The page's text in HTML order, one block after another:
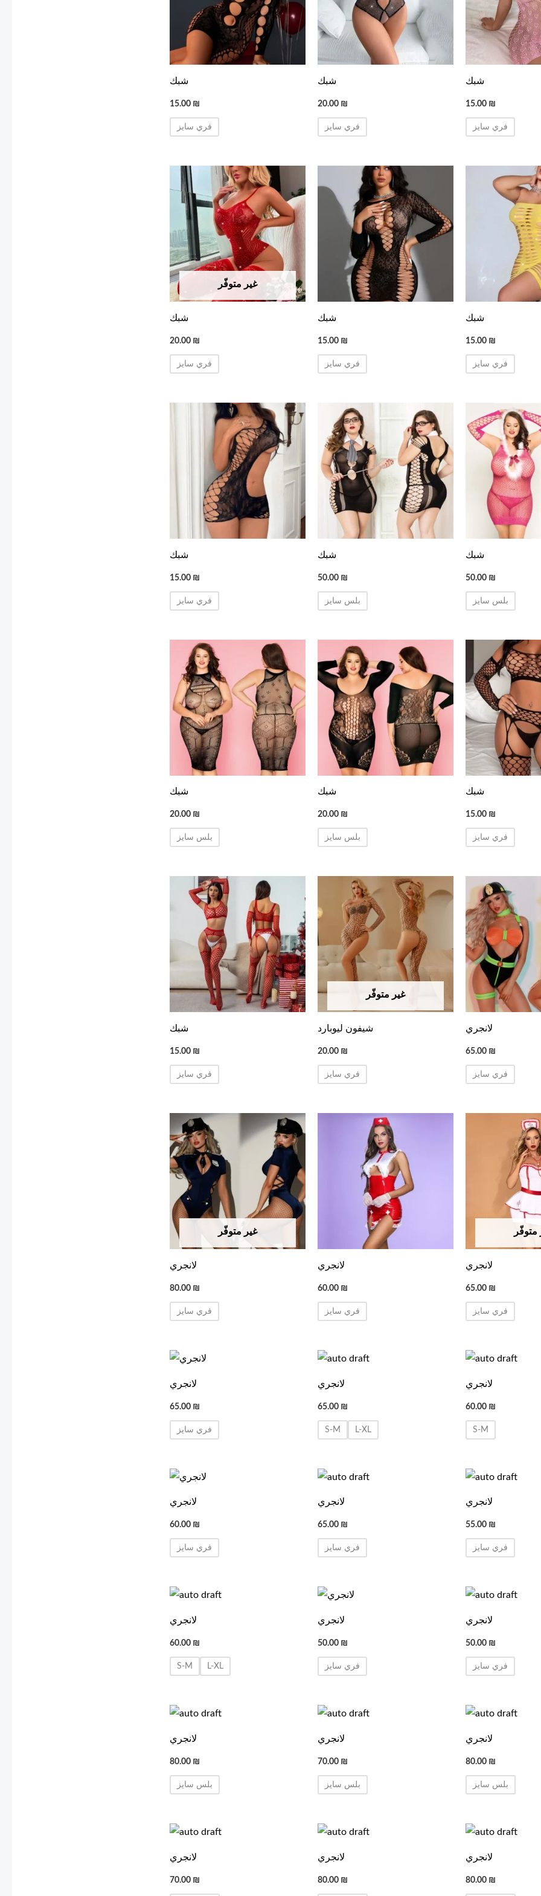
شبك
15.00 ₪
فري سايز
شبك
20.00 ₪
فري سايز
شبك
15.00 ₪
فري سايز
غير متوفّر
شبك
20.00 ₪
فري سايز
شبك
15.00 ₪
فري سايز
شبك
15.00 ₪
فري سايز
شبك
15.00 ₪
فري سايز
شبك
50.00 ₪
بلس سايز
شبك
50.00 ₪
بلس سايز
شبك
20.00 ₪
بلس سايز
شبك
20.00 ₪
بلس سايز
شبك
15.00 ₪
فري سايز
شبك
15.00 ₪
فري سايز
غير متوفّر
شيفون ليوبارد
20.00 ₪
فري سايز
لانجري
65.00 ₪
فري سايز
غير متوفّر
لانجري
80.00 ₪
فري سايز
لانجري
60.00 ₪
فري سايز
متوفّر
لانجري
65.00 ₪
فري سايز
لانجري
65.00 ₪
فري سايز
لانجري
65.00 ₪
S-M L-XL
لانجري
60.00 ₪
S-M
لانجري
60.00 ₪
فري سايز
لانجري
65.00 ₪
فري سايز
لانجري
55.00 ₪
فري سايز
لانجري
60.00 ₪
S-M L-XL
لانجري
50.00 ₪
فري سايز
لانجري
50.00 ₪
فري سايز
لانجري
80.00 ₪
بلس سايز
لانجري
70.00 ₪
بلس سايز
لانجري
80.00 ₪
بلس سايز
لانجري
70.00 ₪
لانجري
80.00 ₪
لانجري
80.00 ₪